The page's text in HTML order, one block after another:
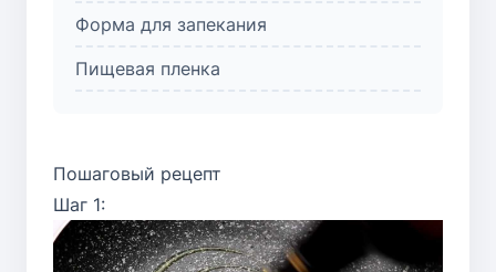
Форма для запекания
Пищевая пленка
Пошаговый рецепт
Шаг 1: